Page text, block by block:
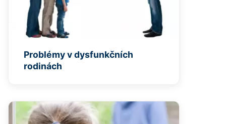
Problémy v dysfunkčních
rodinách